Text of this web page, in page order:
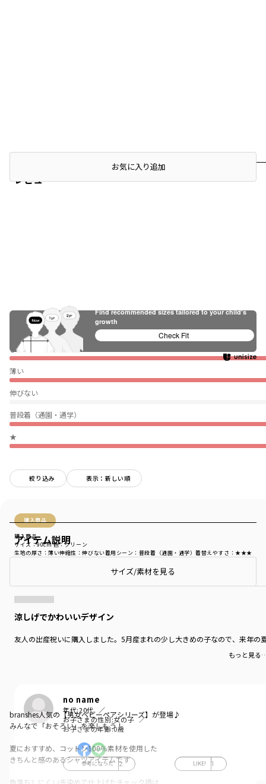
レビュー
ぴったり
薄い
伸びない
普段着（通園・通学）
★
絞り込み 表示：新しい順
購入商品
購入商品
生地の厚さ ：薄い伸縮性 ：伸びない着用シーン ：普段着（通園・通学）着替えやすさ ：★★★
サイズ：90cm色：グリーン
涼しげでかわいいデザイン
友人の出産祝いに購入しました。5月産まれの少し大きめの子なので、来年
もっと見る
no name
年代:20代
お子さまの性別:女の子
お子さまの年齢:0歳
参考になった 2 LIKE! 1
店頭在庫を確認するお気に入り追加
アイテム説明
サイズ/素材を見る
branshes人気の【男女ベビーペアシリーズ】が登場♪
みんなで「おそろい」を楽しもう！
夏におすすめ、コットン100％素材を使用した
きちんと感のあるシャツアイテムです
色落ちしにくい先染めで仕上げたチェック柄は
Find recommended sizes tailored to your child's
growth
Check Fit